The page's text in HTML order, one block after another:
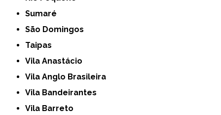
Sumaré
São Domingos
Taipas
Vila Anastácio
Vila Anglo Brasileira
Vila Bandeirantes
Vila Barreto